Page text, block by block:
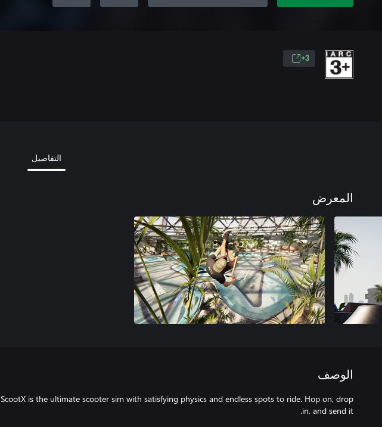
3+
التفاصيل
المعرض
الوصف
ScootX is the ultimate scooter sim with satisfying physics and endless spots to ride. Hop on, drop